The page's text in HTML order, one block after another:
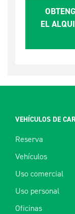
EL
VEHÍCULOS DE
Reserva
Vehículos
Uso comercial
Uso personal
Oficinas